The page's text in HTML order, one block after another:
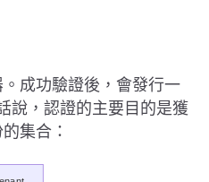
成功驗證後，會發行一
說，認證的主要目的是獲
集合：